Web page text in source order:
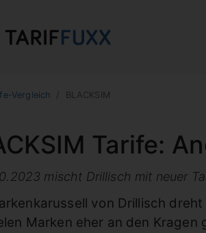
Vergleich BLACKSIM
Tarife:
mischt Drillisch mit neuer
von Drillisch
Marken eher an den Kragen